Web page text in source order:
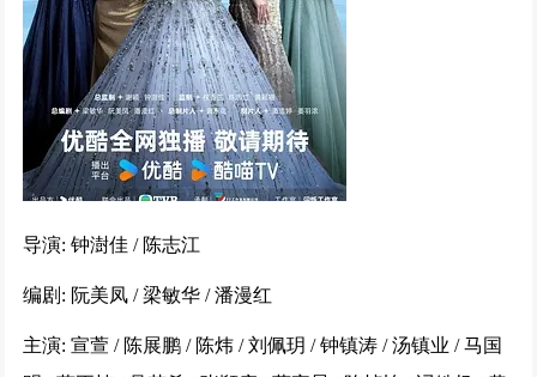
执笔 (2024)
291655次播放
惊弦 (2024)
253531次播放
惊弦
223253次播放
千香引 (2025)
导演: 钟澍佳 / 陈志江
编剧: 阮美凤 / 梁敏华 / 潘漫红
主演: 宣萱 / 陈展鹏 / 陈炜 / 刘佩玥 / 钟镇涛 / 汤镇业 / 马国